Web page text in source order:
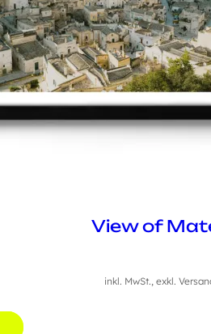
View of
inkl. MwSt., exkl.